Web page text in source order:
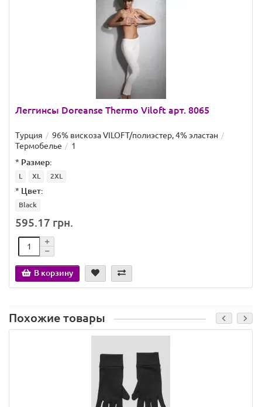
Леггинсы Doreanse Thermo Viloft арт. 8065
Турция
96% вискоза VILOFT/полиэстер, 4% эластан
Термобелье
1
* Размер:
L XL 2XL
* Цвет:
Black
595.17 грн.
В корзину
Похожие товары